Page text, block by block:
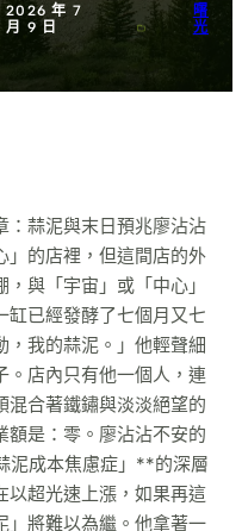
2026 年 7
月 9 日
曙
光
：蒜泥與末日預兆廖沾沾
」的店裡，但這間店的外
與「宇宙」或「中心」
缸已經發酵了七個月又七
，我的蒜泥。」他輕聲細
。店內只有他一個人，連
混合著鐵鏽與淡淡絕望的
額是：零。廖沾沾不安的
泥成本焦慮症」**的深層
以超光速上漲，如果再這
」將難以為繼。他拿著一